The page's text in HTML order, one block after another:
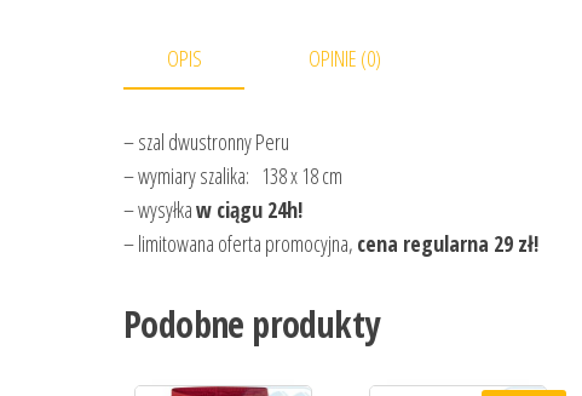
OPIS OPINIE (0)
– szal dwustronny Peru
– wymiary szalika: 138 x 18 cm
– wysyłkaw ciągu 24h!
– limitowana oferta promocyjna, cena regularna 29 zł!
Podobne produkty